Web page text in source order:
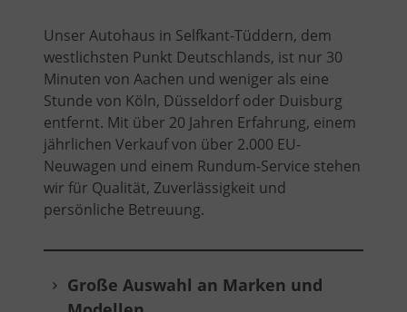
Unser Autohaus in Selfkant-Tüddern, dem
westlichsten Punkt Deutschlands, ist nur 30
Minuten von Aachen und weniger als eine
Stunde von Köln, Düsseldorf oder Duisburg
entfernt. Mit über 20 Jahren Erfahrung, einem
jährlichen Verkauf von über 2.000 EU-
Neuwagen und einem Rundum-Service stehen
wir für Qualität, Zuverlässigkeit und
persönliche Betreuung.
Große Auswahl an Marken und